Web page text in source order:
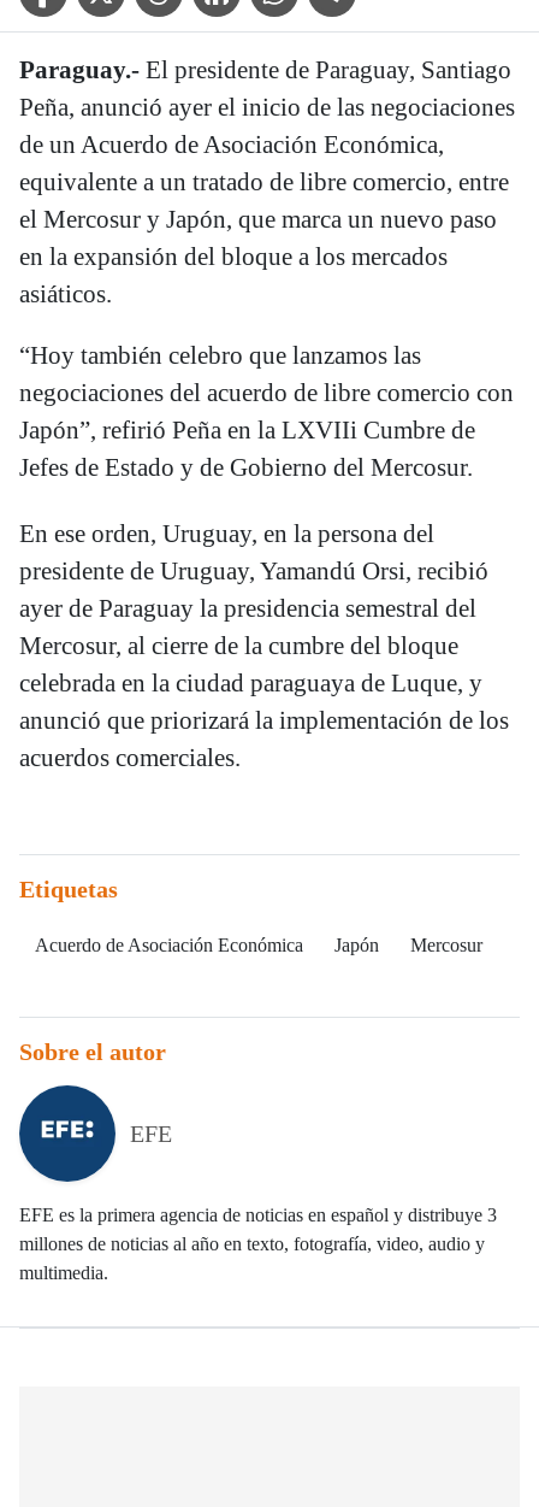
Paraguay.- El presidente de Paraguay, Santiago
Peña, anunció ayer el inicio de las negociaciones
de un Acuerdo de Asociación Económica,
equivalente a un tratado de libre comercio, entre
el Mercosur y Japón, que marca un nuevo paso
en la expansión del bloque a los mercados
asiáticos.
“Hoy también celebro que lanzamos las
negociaciones del acuerdo de libre comercio con
Japón”, refirió Peña en la LXVIIi Cumbre de
Jefes de Estado y de Gobierno del Mercosur.
En ese orden, Uruguay, en la persona del
presidente de Uruguay, Yamandú Orsi, recibió
ayer de Paraguay la presidencia semestral del
Mercosur, al cierre de la cumbre del bloque
celebrada en la ciudad paraguaya de Luque, y
anunció que priorizará la implementación de los
acuerdos comerciales.
Etiquetas
Acuerdo de Asociación Económica Japón Mercosur
Sobre el autor
EFE
EFE es la primera agencia de noticias en español y distribuye 3
millones de noticias al año en texto, fotografía, video, audio y
multimedia.